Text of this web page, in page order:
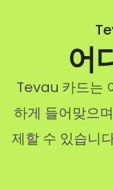
어
Tevau 카드는
하게 들어맞으
제할 수 있습니